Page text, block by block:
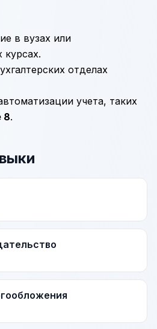
в вузах или
курсах.
отделах
учета, таких
8.